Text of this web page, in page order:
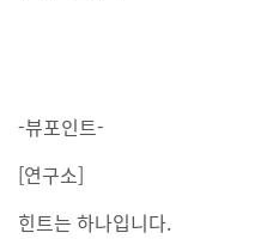
-뷰포인트-
[연구소]
힌트는 하나입니다.